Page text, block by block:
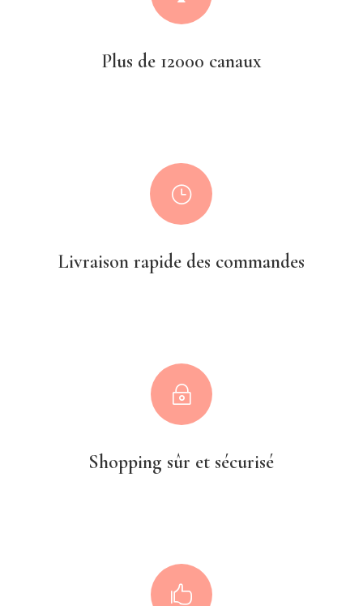
Plus de 12000 canaux
}
Livraison rapide des commandes
~
Shopping sûr et sécurisé
